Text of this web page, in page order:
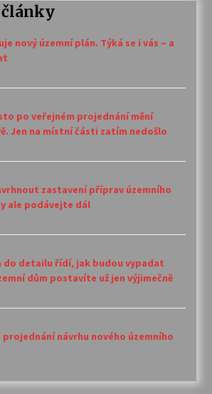
nový územní plán. Týká se i vás – a
po veřejném projednání mění
Jen na místní části zatím nedošlo
zastavení příprav územního
ale podávejte dál
do detailu řídí, jak budou vypadat
dům postavíte už jen výjimečně
návrhu nového územního